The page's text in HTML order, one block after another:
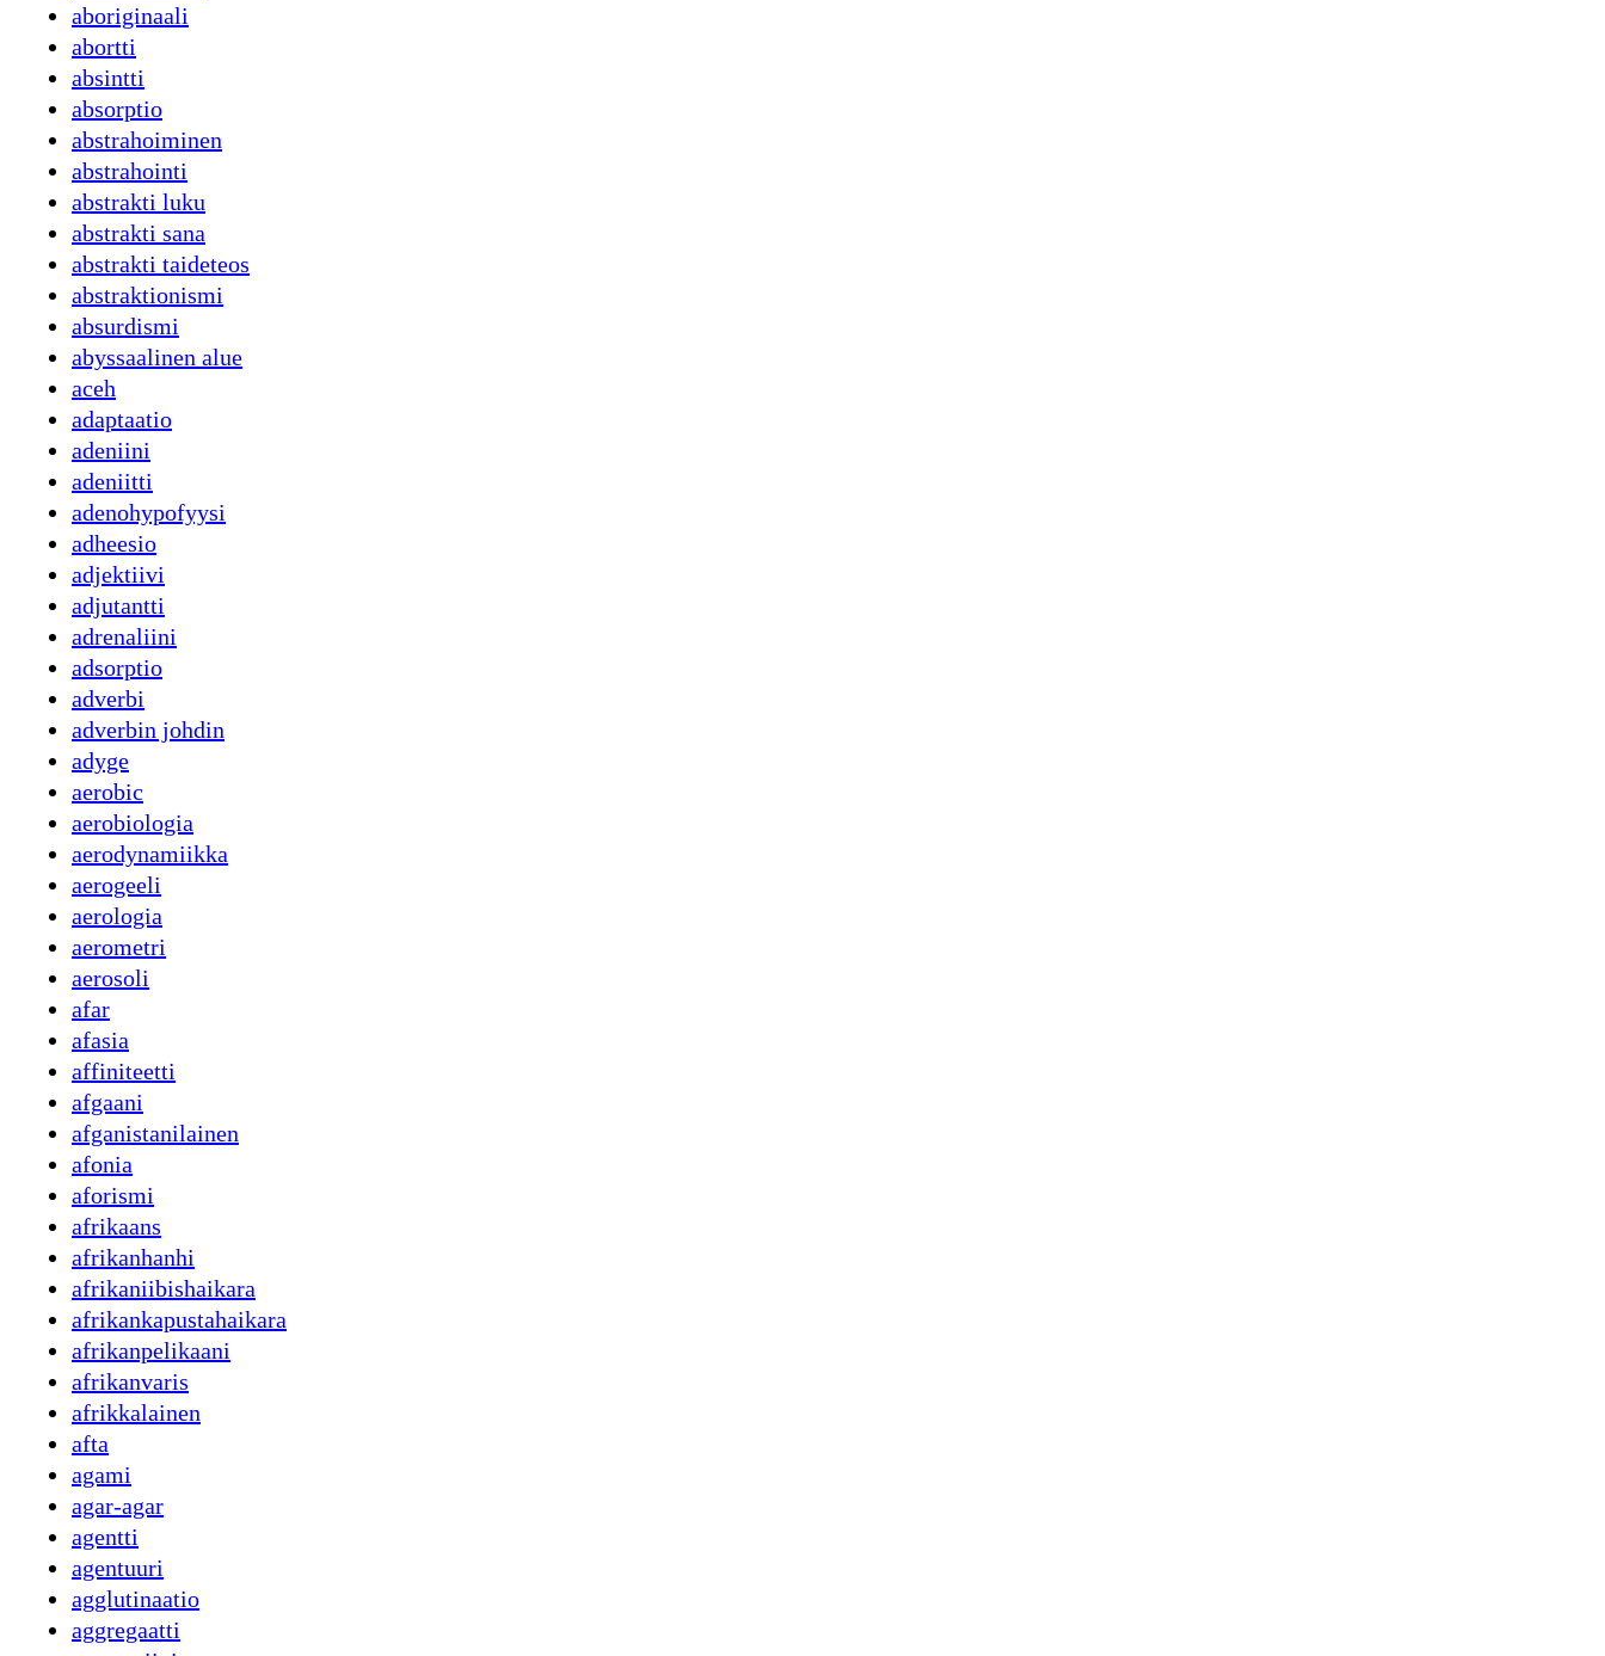
aboriginaali
abortti
absintti
absorptio
abstrahoiminen
abstrahointi
abstrakti luku
abstrakti sana
abstrakti taideteos
abstraktionismi
absurdismi
abyssaalinen alue
aceh
adaptaatio
adeniini
adeniitti
adenohypofyysi
adheesio
adjektiivi
adjutantti
adrenaliini
adsorptio
adverbi
adverbin johdin
adyge
aerobic
aerobiologia
aerodynamiikka
aerogeeli
aerologia
aerometri
aerosoli
afar
afasia
affiniteetti
afgaani
afganistanilainen
afonia
aforismi
afrikaans
afrikanhanhi
afrikaniibishaikara
afrikankapustahaikara
afrikanpelikaani
afrikanvaris
afrikkalainen
afta
agami
agar-agar
agentti
agentuuri
agglutinaatio
aggregaatti